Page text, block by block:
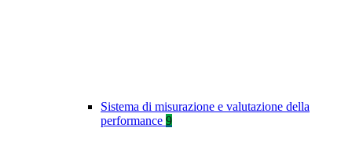
Sistema di misurazione e valutazione della
performance 9